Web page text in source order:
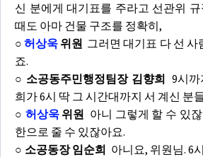
신 분에게 대기표를 주라고 선관위
때도 아마 건물 구조를 정확히,
○허상욱 위원 그러면 대기표 다 선 사
죠.
○ 소공동주민행정팀장 김향희 9시
희가 6시 딱 그 시간대까지 서 계신 분
○ 허상욱위원 아니 그렇게 할 수 있
한으로 줄 수 있잖아요.
○ 소공동장 임순희 아니요, 위원님. 6